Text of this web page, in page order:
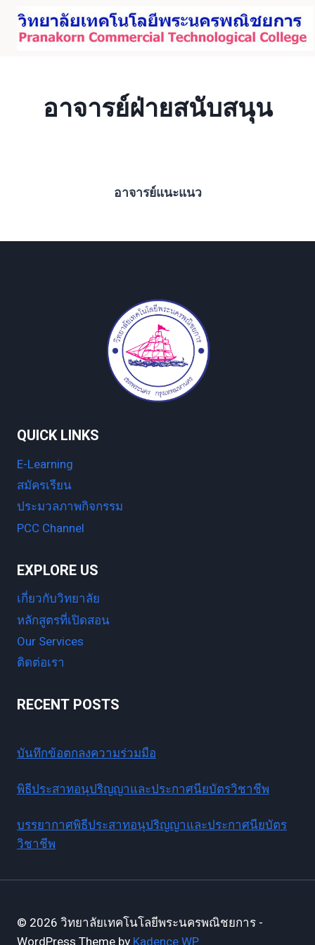
Skip
content
อาจารย์ฝ่ายสนับสนุน
อาจารย์แนะแนว
QUICK LINKS
E-Learning
สมัครเรียน
ประมวลภาพกิจกรรม
PCC Channel
EXPLORE US
เกี่ยวกับวิทยาลัย
หลักสูตรที่เปิดสอน
Our Services
ติดต่อเรา
RECENT POSTS
บันทึกข้อตกลงความร่วมมือ
พิธีประสาทอนุปริญญาและประกาศนียบัตรวิชาชีพ
บรรยากาศพิธีประสาทอนุปริญญาและประกาศนียบัตร
วิชาชีพ
© 2026 วิทยาลัยเทคโนโลยีพระนครพณิชยการ -